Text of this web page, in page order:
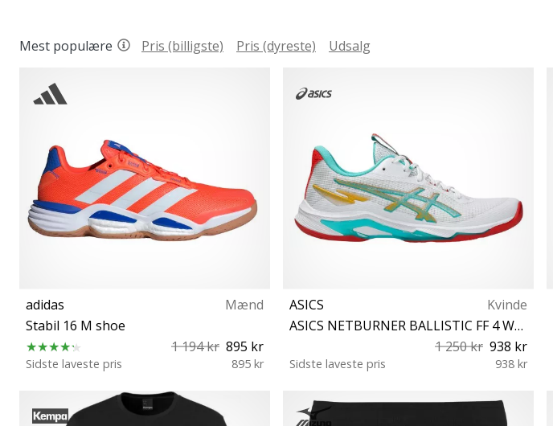
Mest populære Pris (billigste) Pris (dyreste) Udsalg
adidas
Mænd
Stabil 16 M shoe
1 194 kr 895 kr
Sidste laveste pris 895 kr
44 44⅔ 45⅓ 46 46⅔ 47⅓ 48 48⅔
ASICS
Kvinde
ASICS NETBURNER BALLISTIC FF 4 WOMEN
1 250 kr 938 kr
Sidste laveste pris 938 kr
42